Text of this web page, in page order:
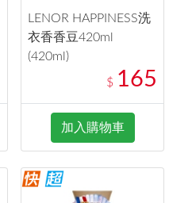
LENOR HAPPINESS洗
衣香香豆420ml
(420ml)
$ 165
加入購物車